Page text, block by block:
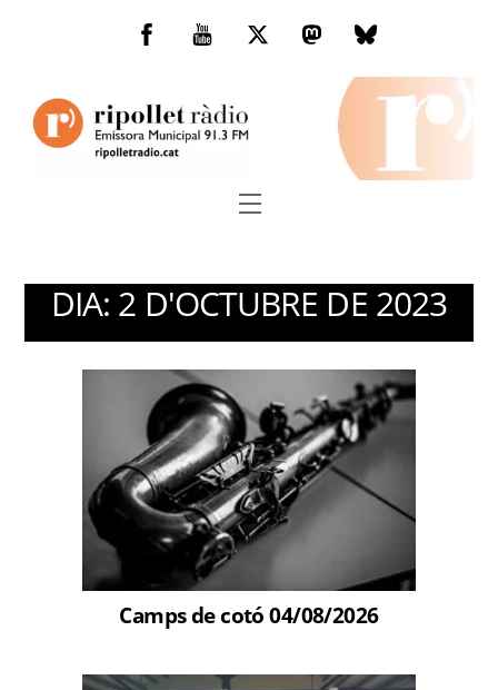
Facebook
You
TwitterMastodonBluesky
Menu
DIA: 2 D'OCTUBRE DE 2023
Camps de cotó 04/08/2026